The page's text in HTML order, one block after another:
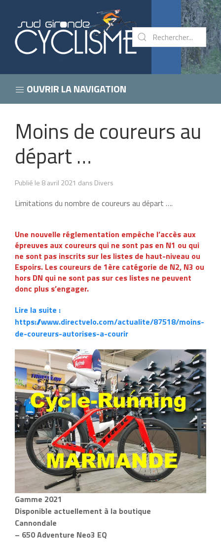
OUVRIR LA NAVIGATION
Moins de coureurs au
départ …
Publié le 8 avril 2021 dans Divers
Limitations du nombre de coureurs au départ ….
Une nouvelle réglementation empêche l’accès aux
épreuves aux coureurs qui ne sont pas en N1 ou qui
ne sont pas inscrits sur les listes de haut-niveau ou
Espoirs. Les coureurs de 1ère catégorie de N2, N3 ou
hors DN qui ne sont pas sur ces listes ne peuvent
donc plus s’engager.
Lire la suite :
https://www.directvelo.com/actualite/87518/moins-
de-coureurs-autorises-a-courir
Gamme 2021
Disponible actuellement à la boutique
Cannondale
– 650 Adventure Neo3 EQ